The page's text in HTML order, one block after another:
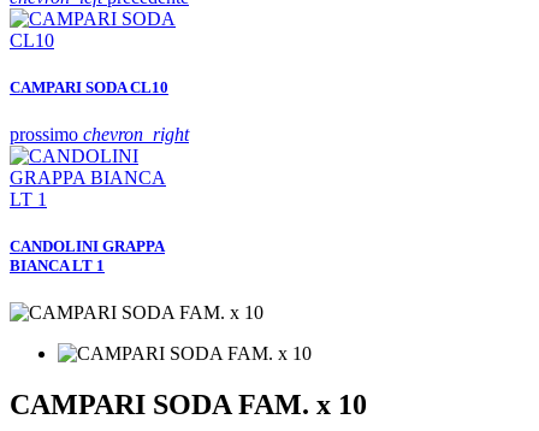
CAMPARI SODA CL10
prossimo chevron_right
CANDOLINI GRAPPA
BIANCA LT 1
CAMPARI SODA FAM. x 10